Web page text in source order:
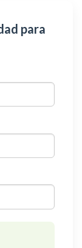
para